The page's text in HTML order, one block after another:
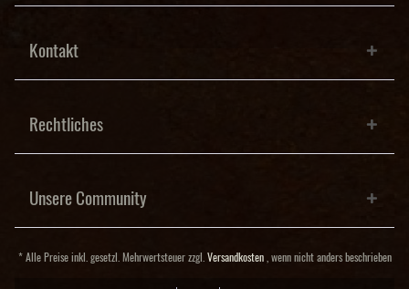
Kontakt
Rechtliches
Unsere Community
* Alle Preise inkl. gesetzl. Mehrwertsteuer zzgl. Versandkosten, wenn nicht anders beschrieben